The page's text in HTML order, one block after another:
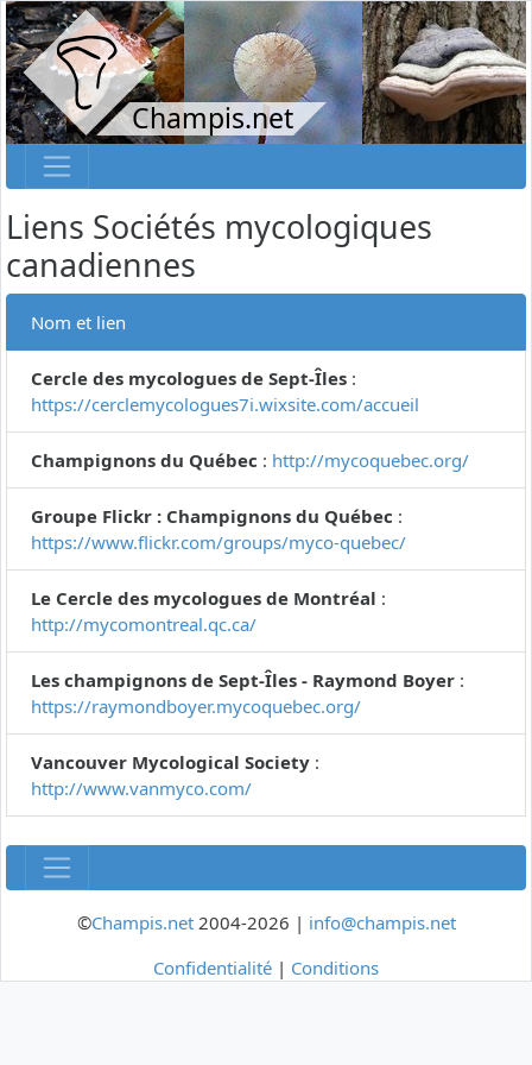
Champis.net
Liens Sociétés mycologiques
canadiennes
Nom et lien
Cercle des mycologues de Sept-Îles :
https://cerclemycologues7i.wixsite.com/accueil
Champignons du Québec : http://mycoquebec.org/
Groupe Flickr : Champignons du Québec :
https://www.flickr.com/groups/myco-quebec/
Le Cercle des mycologues de Montréal :
http://mycomontreal.qc.ca/
Les champignons de Sept-Îles - Raymond Boyer :
https://raymondboyer.mycoquebec.org/
Vancouver Mycological Society :
http://www.vanmyco.com/
©Champis.net2004-2026 | info@champis.net
Confidentialité | Conditions